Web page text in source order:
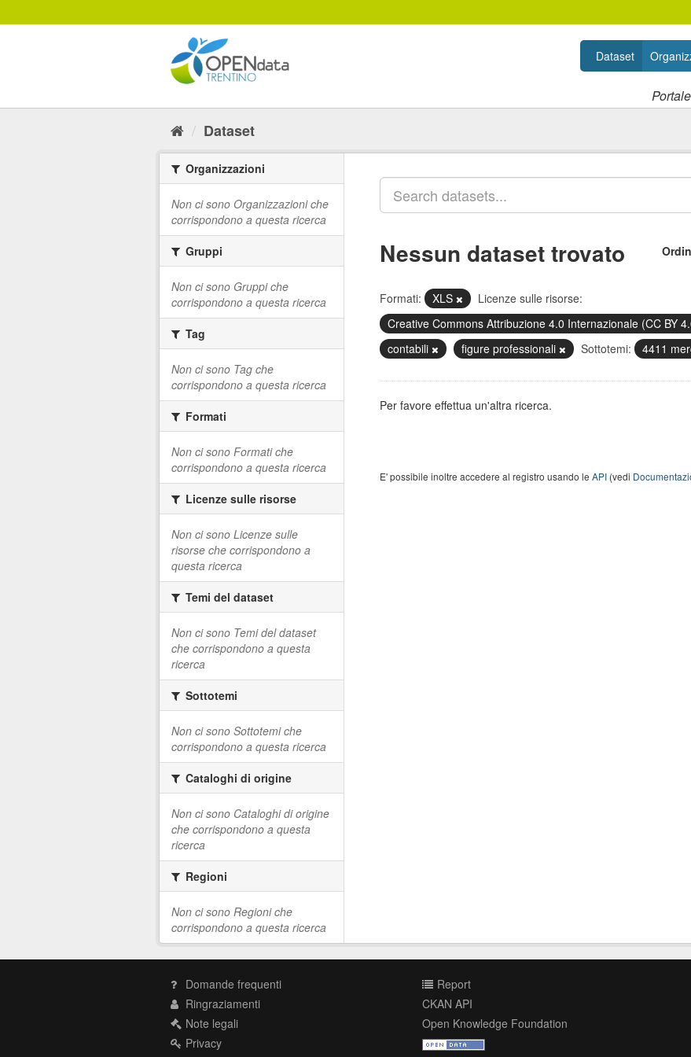
al
Dataset
Dataset
Organizzazioni
Non ci sono Organizzazioni che
corrispondono a questa ricerca
Gruppi
Non ci sono Gruppi che
corrispondono a questa ricerca
Tag
Non ci sono Tag che
corrispondono a questa ricerca
Formati
Non ci sono Formati che
corrispondono a questa ricerca
Licenze sulle risorse
Non ci sono Licenze sulle
risorse che corrispondono a
questa ricerca
Temi del dataset
Non ci sono Temi del dataset
che corrispondono a questa
ricerca
Sottotemi
Non ci sono Sottotemi che
corrispondono a questa ricerca
Cataloghi di origine
Non ci sono Cataloghi di origine
che corrispondono a questa
ricerca
Regioni
Non ci sono Regioni che
corrispondono a questa ricerca
Nessun dataset trovato
Formati: XLS
Licenze sulle risorse:
Creative Commons Attribuzione 4.0 Internazionale (CC BY
contabili
figure professionali Sottotemi: 4411
Per favore effettua un'altra ricerca.
E' possibile inoltre accedere al registro usando le API(vedi
Domande frequenti
Ringraziamenti
Note legali
Privacy
Report
CKAN API
Open Knowledge Foundation